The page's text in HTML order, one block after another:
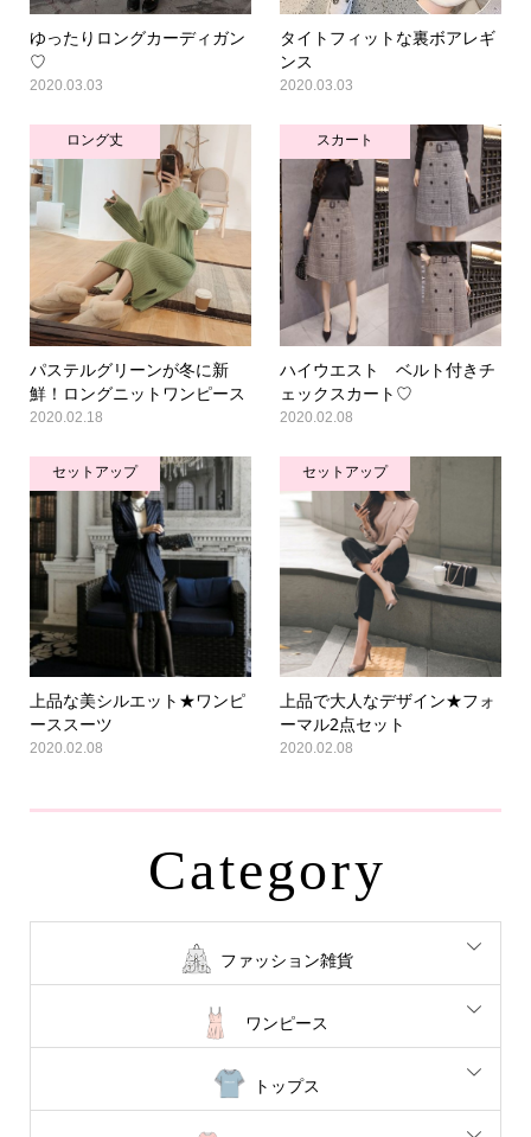
ゆったりロングカーディガン
♡
2020.03.03
タイトフィットな裏ボアレギ
ンス
2020.03.03
ロング丈
パステルグリーンが冬に新
鮮！ロングニットワンピース
2020.02.18
スカート
ハイウエスト ベルト付きチ
ェックスカート♡
2020.02.08
セットアップ
上品な美シルエット★ワンピ
ーススーツ
2020.02.08
セットアップ
上品で大人なデザイン★フォ
ーマル2点セット
2020.02.08
Category
ファッション雑貨
ワンピース
トップス